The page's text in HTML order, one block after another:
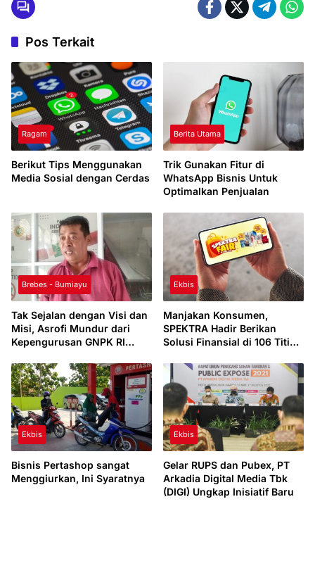
Pos Terkait
Ragam
Berikut Tips Menggunakan
Media Sosial dengan Cerdas
Berita Utama
Trik Gunakan Fitur di
WhatsApp Bisnis Untuk
Optimalkan Penjualan
Brebes - Bumiayu
Tak Sejalan dengan Visi dan
Misi, Asrofi Mundur dari
Kepengurusan GNPK RI
Ekbis
Manjakan Konsumen,
SPEKTRA Hadir Berikan
Solusi Finansial di 106 Titik
Ekbis
Bisnis Pertashop sangat
Menggiurkan, Ini Syaratnya
Ekbis
Gelar RUPS dan Pubex, PT
Arkadia Digital Media Tbk
(DIGI) Ungkap Inisiatif Baru